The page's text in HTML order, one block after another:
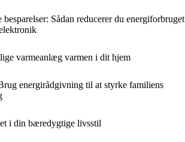
Sådan reducerer du energiforbruget
varmeanlæg varmen i dit hjem
energirådgivning til at styrke familiens
i din bæredygtige livsstil